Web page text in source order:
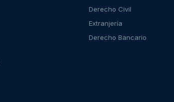
Derecho Civil
Extranjería
Derecho Bancario